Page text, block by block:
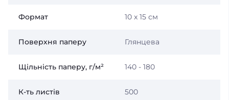
Формат 10 x 15 см
Поверхня паперу Глянцева
Щільність паперу, г/м² 140 - 180
К-ть листів 500